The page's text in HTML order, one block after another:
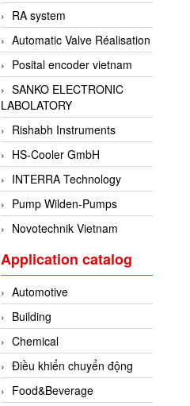
RA system
Automatic Valve Réalisation
Posital encoder vietnam
SANKO ELECTRONIC
LABOLATORY
Rishabh Instruments
HS-Cooler GmbH
INTERRA Technology
Pump Wilden-Pumps
Novotechnik Vietnam
Application catalog
Automotive
Building
Chemical
Điều khiển chuyển động
Food&Beverage